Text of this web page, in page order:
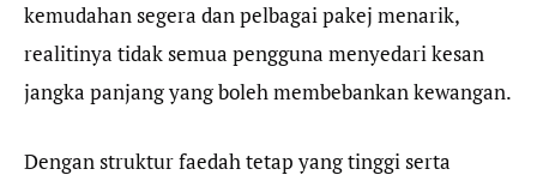
kemudahan segera dan pelbagai pakej menarik,
realitinya tidak semua pengguna menyedari kesan
jangka panjang yang boleh membebankan kewangan.
Dengan struktur faedah tetap yang tinggi serta